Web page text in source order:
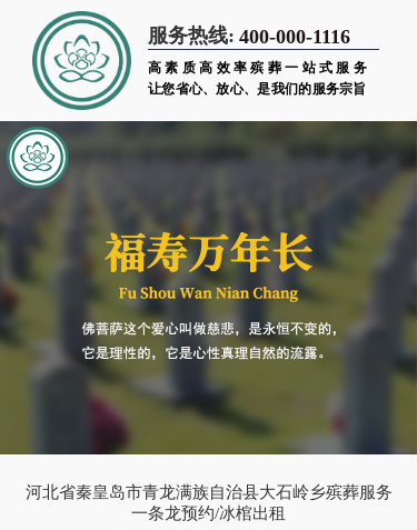
服务热线: 400-000-1116
高素质高效率殡葬一站式服务
让您省心、放心、是我们的服务宗旨
河北省秦皇岛市青龙满族自治县大石岭乡殡葬服务
一条龙预约/冰棺出租